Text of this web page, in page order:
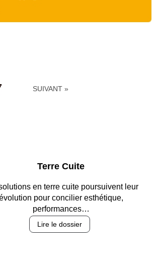
SUIVANT »
Parking et garages
sécurisation des accès, durabilité
des revêtements et intégration…
Lire le dossier